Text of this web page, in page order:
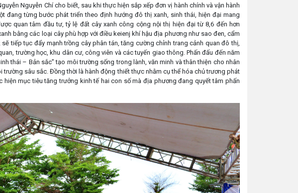
Nguyễn Chí cho biết, sau khi thực hiện sắp xếp đơn vị hành chính và vận hành
đang từng bước phát triển theo định hướng đô thị xanh, sinh thái, hiện đại mang
quan tâm đầu tư, tỷ lệ đất cây xanh công cộng nội thị hiện đại từ 8,6 đến hơn
bằng các loại cây phù hợp với điều keienj khí hậu địa phương như sao đen, cẩm
tiếp tục đẩy mạnh trồng cây phân tán, tăng cường chỉnh trang cảnh quan đô thị,
trường học, khu dân cư, công viên và các tuyến giao thông. Phấn đấu đến năm
thái – Bản sắc” tạo môi trường sống trong lành, văn minh và thân thiện cho nhân
trường sâu sắc. Đồng thời là hành động thiết thực nhằm cụ thể hóa chủ trương phát
mục tiêu tăng trưởng kinh tế hai con số mà địa phương đang quyết tâm phấn